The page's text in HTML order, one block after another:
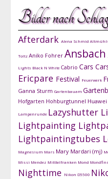
Bilder nach
Afterdark Alena Schmid
Toltz Aniko Fohrer Ansbach
Lights Black N White Cabrio Cars
Ericpare Festival Feuerwerk
Ganna Sturm Gartenbauam
Hofgarten Hohburgtunnel Huawei
Lampenrunde Lazyshutter
Lightpainting
Lightpaintingtubes
Magnesium Mars Mary Mardari (mj)
Missi Mendez Mitttelfranken Mond
Nighttime Nikon D5500